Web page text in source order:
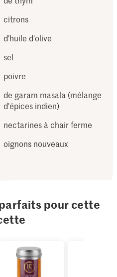
citrons
d'huile d'olive
sel
poivre
de garam masala (mélange
d'épices indien)
nectarines à chair ferme
oignons nouveaux
pour cette